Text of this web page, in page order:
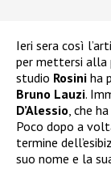
Ieri sera così
per mettersi alla
studio Rosini ha
Bruno Lauzi.
D’Alessio, che
Poco dopo a
termine
suo nome e la